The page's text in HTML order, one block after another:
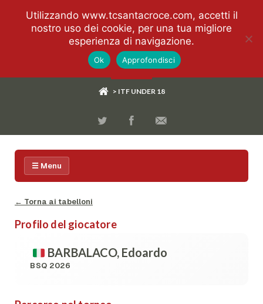
> ITF UNDER 18
☰ Menu
← Torna ai tabelloni
Profilo del giocatore
BARBALACO, Edoardo
BSQ 2026
Utilizzando www.tcsantacroce.com, accetti il
nostro uso dei cookie, per una tua migliore
esperienza di navigazione.
Ok Approfondisci